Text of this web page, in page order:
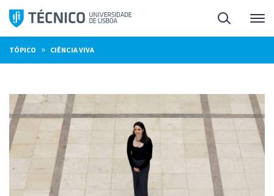
Saltar
para
o
conteúdo
Pesquisa
TÓPICO » CIÊNCIA VIVA